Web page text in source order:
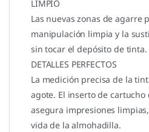
LIMPIO
Las nuevas zonas de agarre
manipulación limpia y la
sin tocar el depósito de tinta.
DETALLES PERFECTOS
La medición precisa de la
agote. El inserto de cartucho
asegura impresiones
vida de la almohadilla.